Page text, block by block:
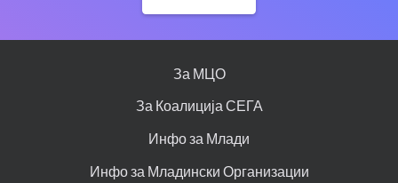
За МЦО
За Коалиција СЕГА
Инфо за Млади
Инфо за Младински Организации